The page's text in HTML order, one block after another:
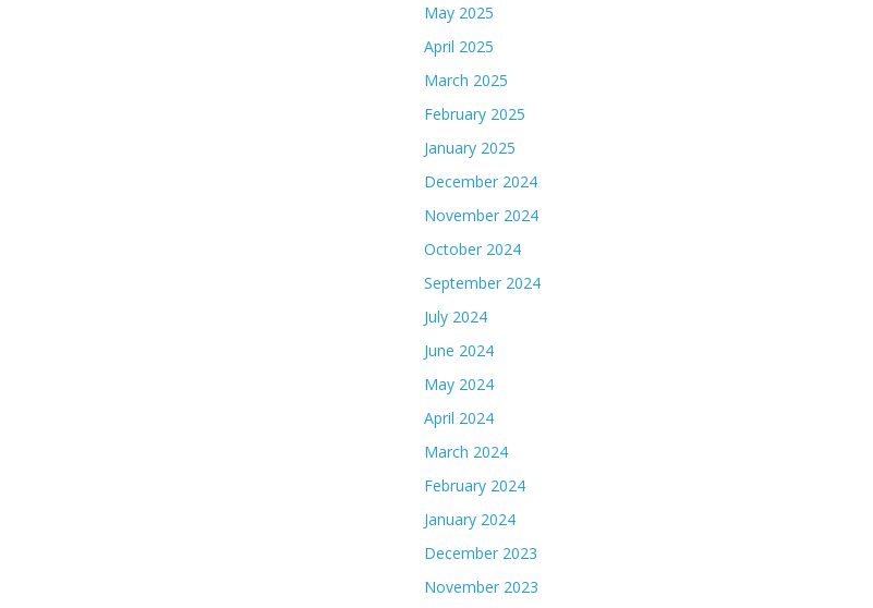
May 2025
April 2025
March 2025
February 2025
January 2025
December 2024
November 2024
October 2024
September 2024
July 2024
June 2024
May 2024
April 2024
March 2024
February 2024
January 2024
December 2023
November 2023